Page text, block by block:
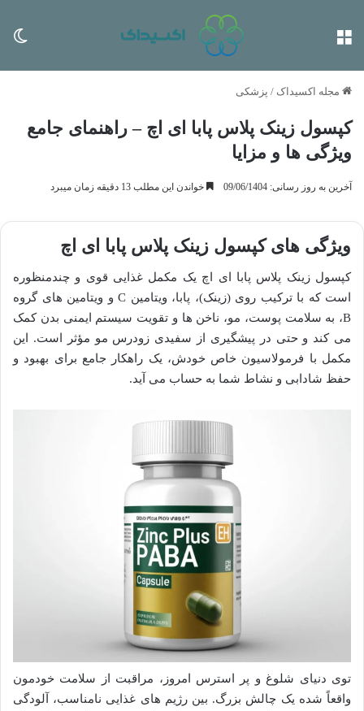
مجله اکسیداک / پزشکی
کپسول زینک پلاس پابا ای اچ – راهنمای جامع
ویژگی ها و مزایا
آخرین به روز رسانی: 09/06/1404 خواندن این مطلب 13 دقیقه زمان میبرد
ویژگی های کپسول زینک پلاس پابا ای اچ
کپسول زینک پلاس پابا ای اچ یک مکمل غذایی قوی و چندمنظوره
است که با ترکیب روی (زینک)، پابا، ویتامین C و ویتامین های گروه
B، به سلامت پوست، مو، ناخن ها و تقویت سیستم ایمنی بدن کمک
می کند و حتی در پیشگیری از سفیدی زودرس مو مؤثر است. این
مکمل با فرمولاسیون خاص خودش، یک راهکار جامع برای بهبود و
حفظ شادابی و نشاط شما به حساب می آید.
توی دنیای شلوغ و پر استرس امروز، مراقبت از سلامت خودمون
واقعاً شده یک چالش بزرگ. بین رژیم های غذایی نامناسب، آلودگی